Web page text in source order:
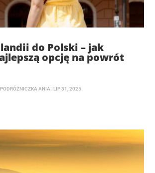
do Polski – jak
opcję na powrót
PODRÓŻNICZKA ANIA LIP 31, 2025